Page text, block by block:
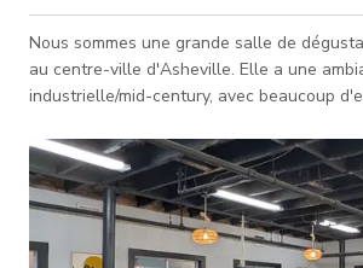
Nous sommes une grande salle de
au centre-ville d'Asheville. Elle a une
industrielle/mid-century, avec beaucoup
canapés pour une ambiance plus intime.